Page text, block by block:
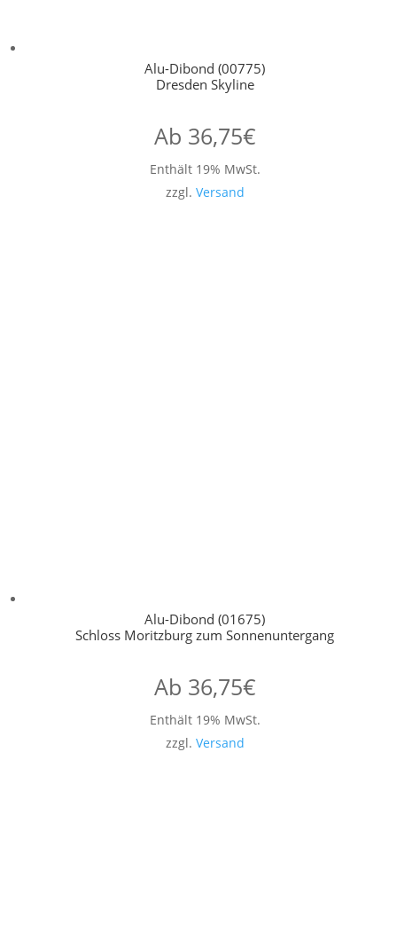
Alu-Dibond (00775)
Dresden Skyline
Ab 36,75€
Enthält 19% MwSt.
zzgl. Versand
Alu-Dibond (01675)
Schloss Moritzburg zum Sonnenuntergang
Ab 36,75€
Enthält 19% MwSt.
zzgl. Versand